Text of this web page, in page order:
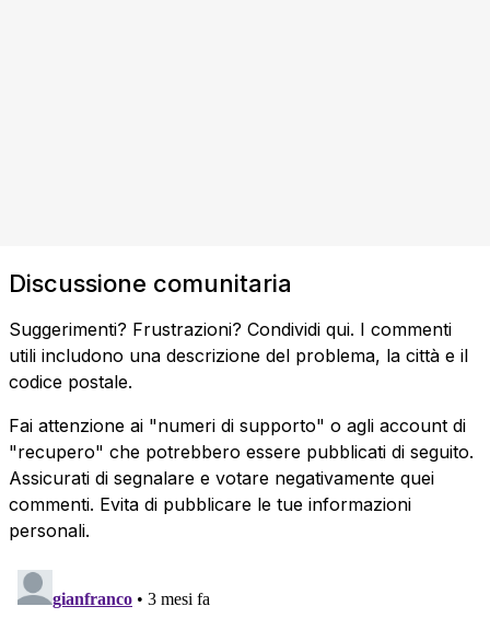
Discussione comunitaria
Suggerimenti? Frustrazioni? Condividi qui. I commenti
utili includono una descrizione del problema, la città e il
codice postale.
Fai attenzione ai "numeri di supporto" o agli account di
"recupero" che potrebbero essere pubblicati di seguito.
Assicurati di segnalare e votare negativamente quei
commenti. Evita di pubblicare le tue informazioni
personali.